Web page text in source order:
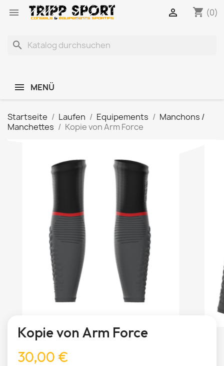
 shopping_cart (0)

search
MENÜ
Startseite Laufen Equipements
Manchons /
Manchettes
Kopie von Arm Force
Kopie von Arm Force
30,00 €